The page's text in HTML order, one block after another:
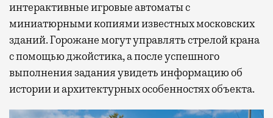
интерактивные игровые автоматы с
миниатюрными копиями известных московских
зданий. Горожане могут управлять стрелой крана
с помощью джойстика, а после успешного
выполнения задания увидеть информацию об
истории и архитектурных особенностях объекта.